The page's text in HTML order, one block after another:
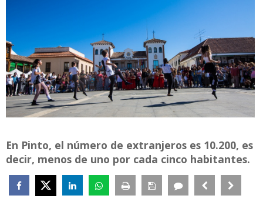
En Pinto, el número de extranjeros es 10.200, es
decir, menos de uno por cada cinco habitantes.